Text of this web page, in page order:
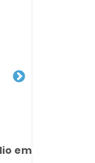
em